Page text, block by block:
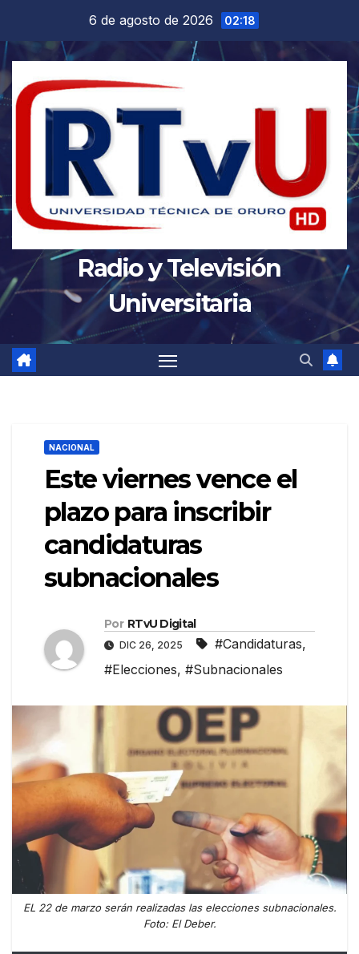
contenido
6 de agosto de 2026 02:18
Radio y Televisión
Universitaria
NACIONAL
Este viernes vence el
plazo para inscribir
candidaturas
subnacionales
Por RTvU Digital
DIC 26, 2025 #Candidaturas,
#Elecciones, #Subnacionales
EL 22 de marzo serán realizadas las elecciones subnacionales.
Foto: El Deber.